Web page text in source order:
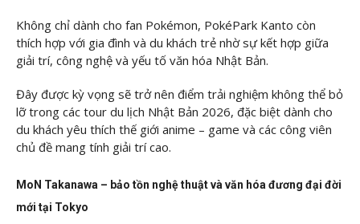
Không chỉ dành cho fan Pokémon, PokéPark Kanto còn
thích hợp với gia đình và du khách trẻ nhờ sự kết hợp giữa
giải trí, công nghệ và yếu tố văn hóa Nhật Bản.
Đây được kỳ vọng sẽ trở nên điểm trải nghiệm không thể bỏ
lỡ trong các tour du lịch Nhật Bản 2026, đặc biệt dành cho
du khách yêu thích thế giới anime – game và các công viên
chủ đề mang tính giải trí cao.
MoN Takanawa – bảo tồn nghệ thuật và văn hóa đương đại đời
mới tại Tokyo